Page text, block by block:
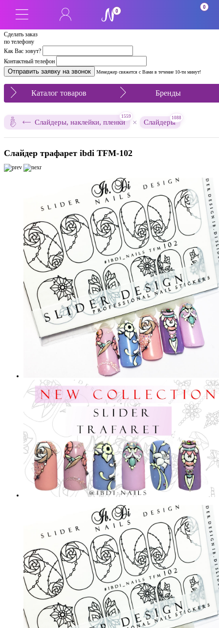
Сделать заказ
по телефону
Как Вас зовут?
Контактный телефон
Менеджер свяжется с Вами в течение 10-ти минут!
0
0
Каталог товаров Бренды
Слайдеры, наклейки, пленки
1559
× Слайдеры
1088
Слайдер трафарет ibdi TFM-102